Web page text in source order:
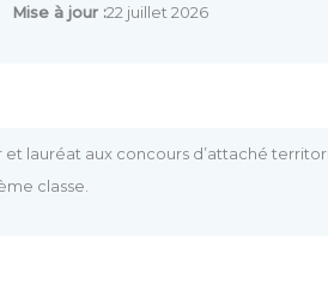
Mise à jour :22 juillet 2026
et lauréat aux concours d’attaché
classe.